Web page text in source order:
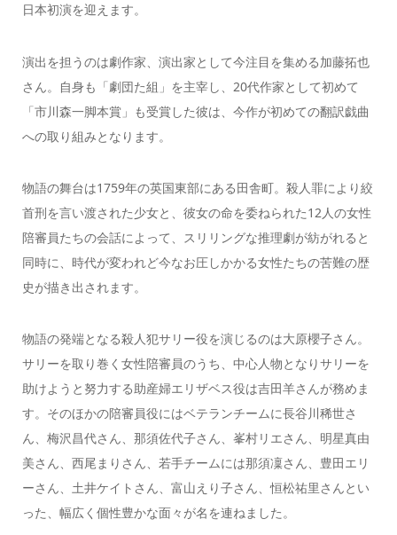
日本初演を迎えます。
演出を担うのは劇作家、演出家として今注目を集める加藤拓也
さん。自身も「劇団た組」を主宰し、20代作家として初めて
「市川森一脚本賞」も受賞した彼は、今作が初めての翻訳戯曲
への取り組みとなります。
物語の舞台は1759年の英国東部にある田舎町。殺人罪により絞
首刑を言い渡された少女と、彼女の命を委ねられた12人の女性
陪審員たちの会話によって、スリリングな推理劇が紡がれると
同時に、時代が変われど今なお圧しかかる女性たちの苦難の歴
史が描き出されます。
物語の発端となる殺人犯サリー役を演じるのは大原櫻子さん。
サリーを取り巻く女性陪審員のうち、中心人物となりサリーを
助けようと努力する助産婦エリザベス役は吉田羊さんが務めま
す。そのほかの陪審員役にはベテランチームに長谷川稀世さ
ん、梅沢昌代さん、那須佐代子さん、峯村リエさん、明星真由
美さん、西尾まりさん、若手チームには那須凜さん、豊田エリ
ーさん、土井ケイトさん、富山えり子さん、恒松祐里さんとい
った、幅広く個性豊かな面々が名を連ねました。